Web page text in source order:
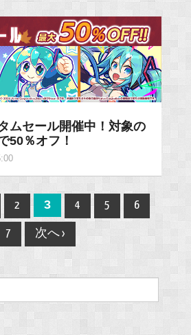
ムセール開催中！対象の
50％オフ！
2 3 4 5 6
7 次へ ›